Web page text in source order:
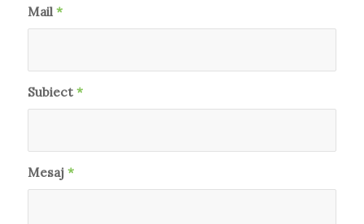
Mail *
Subiect*
Mesaj *